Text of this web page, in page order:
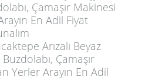
Çamaşır Makinesi
En Adil Fiyat
Arızalı Beyaz
Çamaşır
Yerler Arayın En Adil